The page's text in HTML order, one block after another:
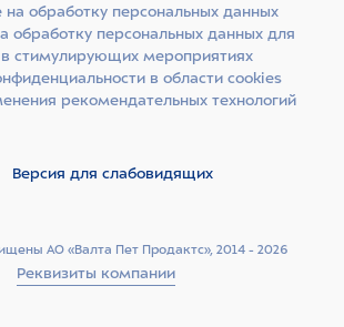
АО «Валта Пет Продактс», 2014 - 2026
Реквизиты компании
на обработку персональных данных
обработку персональных данных для
в стимулирующих мероприятиях
в области cookies
рекомендательных технологий
Версия для слабовидящих